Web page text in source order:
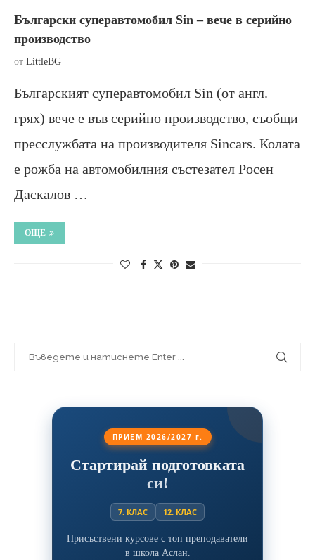
Български суперавтомобил Sin – вече в серийно
производство
от LittleBG
Българският суперавтомобил Sin (от англ.
грях) вече е във серийно производство, съобщи
пресслужбата на производителя Sincars. Колата
е рожба на автомобилния състезател Росен
Даскалов …
ОЩЕ
ПРИЕМ 2026/2027 г.
Стартирай подготовката
си!
7. КЛАС 12. КЛАС
Присъствени курсове с топ преподаватели
в школа Аслан.